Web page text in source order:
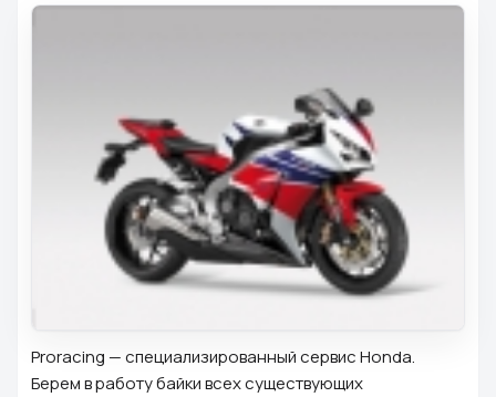
Proracing — специализированный сервис Honda.
Берем в работу байки всех существующих